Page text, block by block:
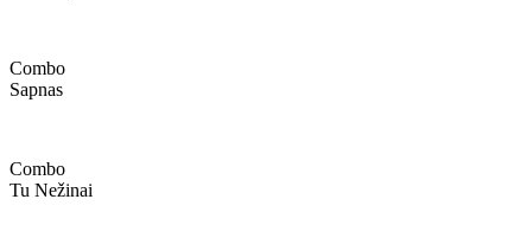
Combo
Sapnas
Combo
Tu Nežinai